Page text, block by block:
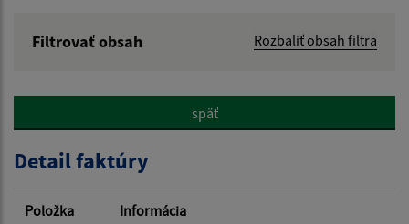
Filtrovať obsah
Rozbaliť obsah filtra
Hľadať v:
späť
Detail faktúry
Položka Informácia